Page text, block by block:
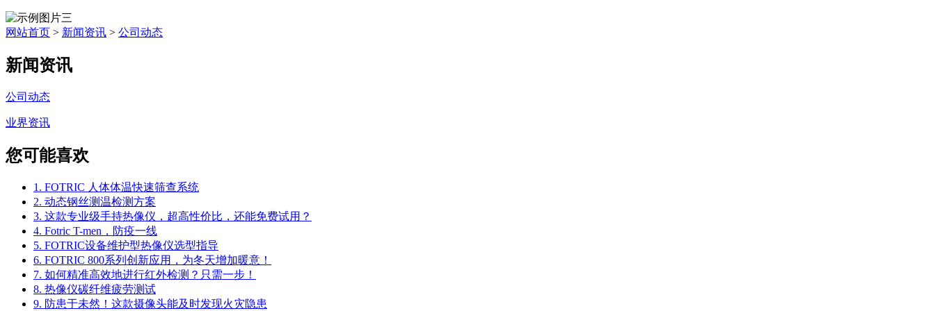
网站首页 > 新闻资讯 > 公司动态
新闻资讯
公司动态
业界资讯
您可能喜欢
1. FOTRIC 人体体温快速筛查系统
2. 动态钢丝测温检测方案
3. 这款专业级手持热像仪，超高性价比，还能免费试用？
4. Fotric T-men，防疫一线
5. FOTRIC设备维护型热像仪选型指导
6. FOTRIC 800系列创新应用，为冬天增加暖意！
7. 如何精准高效地进行红外检测？只需一步！
8. 热像仪碳纤维疲劳测试
9. 防患于未然！这款摄像头能及时发现火灾隐患